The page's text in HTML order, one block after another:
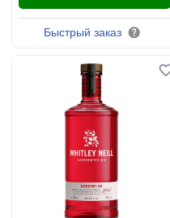
Быстрый заказ